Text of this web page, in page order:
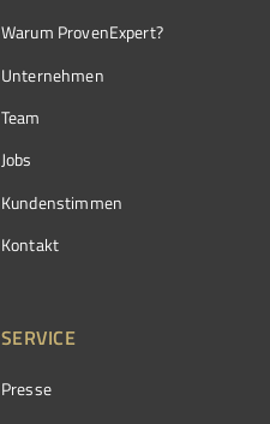
Warum ProvenExpert?
Unternehmen
Team
Jobs
Kundenstimmen
Kontakt
SERVICE
Presse